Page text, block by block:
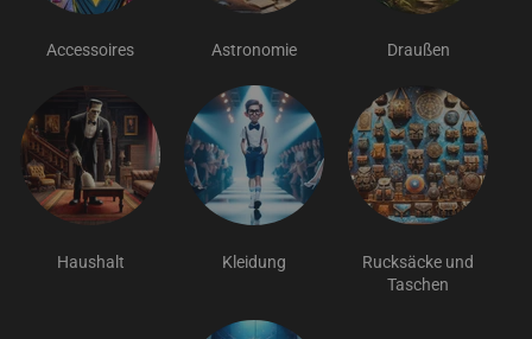
Accessoires Astronomie Draußen
Haushalt Kleidung
Rucksäcke und
Taschen